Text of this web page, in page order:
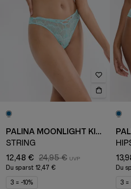
PALINA MOONLIGHT KISS
STRING
12,48 € 24,95 €
Du sparst 12,47 €
3 = -10%
Du
3 =